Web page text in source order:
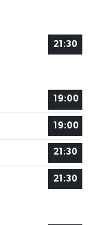
21:30
19:00
19:00
21:30
21:30